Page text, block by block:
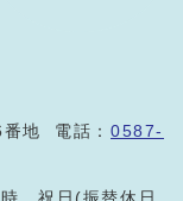
番地 電話：0587-